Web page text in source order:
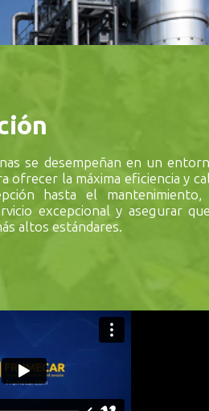
se desempeñan en un
ofrecer la máxima eficiencia y
hasta el mantenimiento,
excepcional y asegurar
altos estándares.